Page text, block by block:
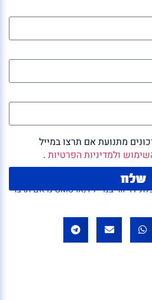
מתנועת אם תרצו במייל
ולמדיניות הפרטיות .
שלח
בשליחת המייל אני מאשר קבלת לדיוור במייל ו/או SMS מ'אם תרצו'